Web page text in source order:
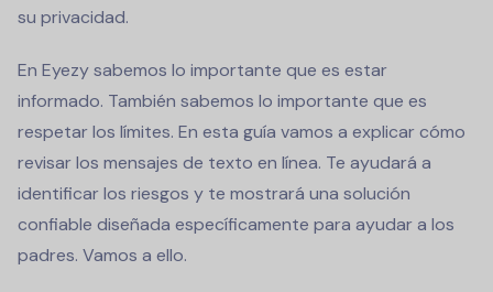
su privacidad.
En Eyezy sabemos lo importante que es estar
informado. También sabemos lo importante que es
respetar los límites. En esta guía vamos a explicar cómo
revisar los mensajes de texto en línea. Te ayudará a
identificar los riesgos y te mostrará una solución
confiable diseñada específicamente para ayudar a los
padres. Vamos a ello.